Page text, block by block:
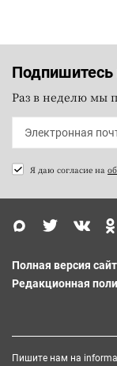
Подпишитесь
Раз в неделю мы
Я даю согласие на
Полная версия
Редакционная
Пишите нам на